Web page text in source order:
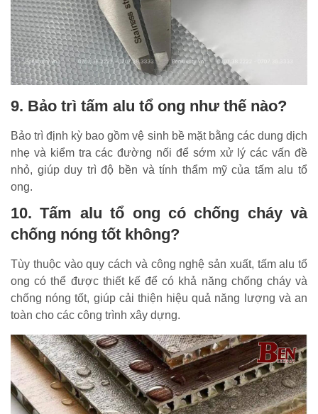
9. Bảo trì tấm alu tổ ong như thế nào?
Bảo trì định kỳ bao gồm vệ sinh bề mặt bằng các dung dịch
nhẹ và kiểm tra các đường nối để sớm xử lý các vấn đề
nhỏ, giúp duy trì độ bền và tính thẩm mỹ của tấm alu tổ
ong.
10. Tấm alu tổ ong có chống cháy và
chống nóng tốt không?
Tùy thuộc vào quy cách và công nghệ sản xuất, tấm alu tổ
ong có thể được thiết kế để có khả năng chống cháy và
chống nóng tốt, giúp cải thiện hiệu quả năng lượng và an
toàn cho các công trình xây dựng.